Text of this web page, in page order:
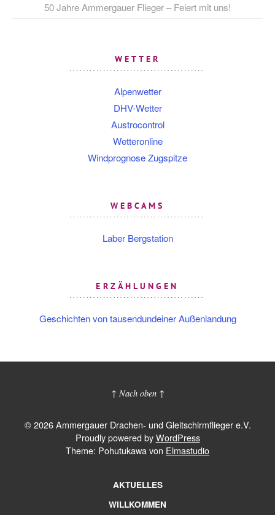
50 Jahre Ammergauer Flieger – Feiert mit uns!
WETTER
Alpenwetter
DHV-Wetter
Austrocontrol
Wetteronline
Windprognose Zugspitze
WEBCAMS
Laber Bergstation
ERZÄHLUNGEN
Geschichten von tausendundeiner Außenlandung
↑ Nach oben ↑
© 2026 Ammergauer Drachen- und Gleitschirmflieger e.V.
Proudly powered byWordPress
Theme: Pohutukawa von Elmastudio
AKTUELLES
WILLKOMMEN